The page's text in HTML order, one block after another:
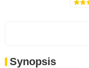
Synopsis